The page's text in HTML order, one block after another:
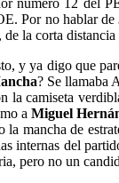
número 12 del
Por no hablar de
la corta distancia
y ya digo que
? Se llamaba
la camiseta
aMiguel
la mancha de
internas del
pero no un